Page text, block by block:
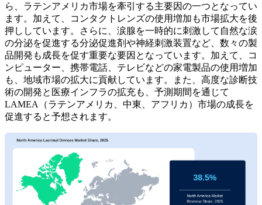
ら、ラテンアメリカ市場を牽引する主要因の一つとなってい
ます。加えて、コンタクトレンズの使用増加も市場拡大を後
押ししています。さらに、涙腺を一時的に刺激して自然な涙
の分泌を促進する分泌促進剤や神経刺激装置など、数々の製
品開発も成長を促す重要な要因となっています。加えて、コ
ンピューター、携帯電話、テレビなどの家電製品の使用増加
も、地域市場の拡大に貢献しています。また、高度な診断技
術の開発と医療インフラの拡充も、予測期間を通じて
LAMEA（ラテンアメリカ、中東、アフリカ）市場の成長を
促進すると予想されます。